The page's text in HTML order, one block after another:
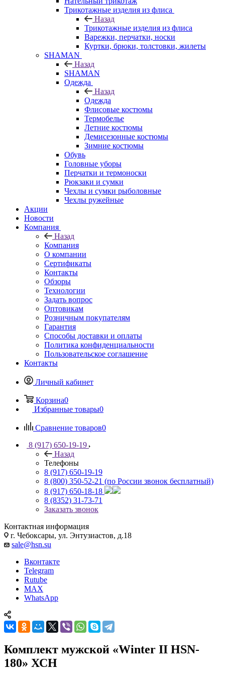
Трикотажные изделия из флиса
Назад
Трикотажные изделия из флиса
Варежки, перчатки, носки
Куртки, брюки, толстовки, жилеты
SHAMAN
Назад
SHAMAN
Одежда
Назад
Одежда
Флисовые костюмы
Термобелье
Летние костюмы
Демисезонные костюмы
Зимние костюмы
Обувь
Головные уборы
Перчатки и термоноски
Рюкзаки и сумки
Чехлы и сумки рыболовные
Чехлы ружейные
Акции
Новости
Компания
Назад
Компания
О компании
Сертификаты
Контакты
Обзоры
Технологии
Задать вопрос
Оптовикам
Розничным покупателям
Гарантия
Способы доставки и оплаты
Политика конфиденциальности
Пользовательское соглашение
Контакты
Личный кабинет
Корзина0
Избранные товары0
Сравнение товаров0
8 (917) 650-19-19
Назад
Телефоны
8 (917) 650-19-19
8 (800) 350-52-21 (по России звонок бесплатный)
8 (917) 650-18-18
8 (8352) 31-73-71
Заказать звонок
Контактная информация
г. Чебоксары, ул. Энтузиастов, д.18
sale@hsn.su
Вконтакте
Telegram
Rutube
MAX
WhatsApp
Комплект мужской «Winter II HSN-
180» ХСН